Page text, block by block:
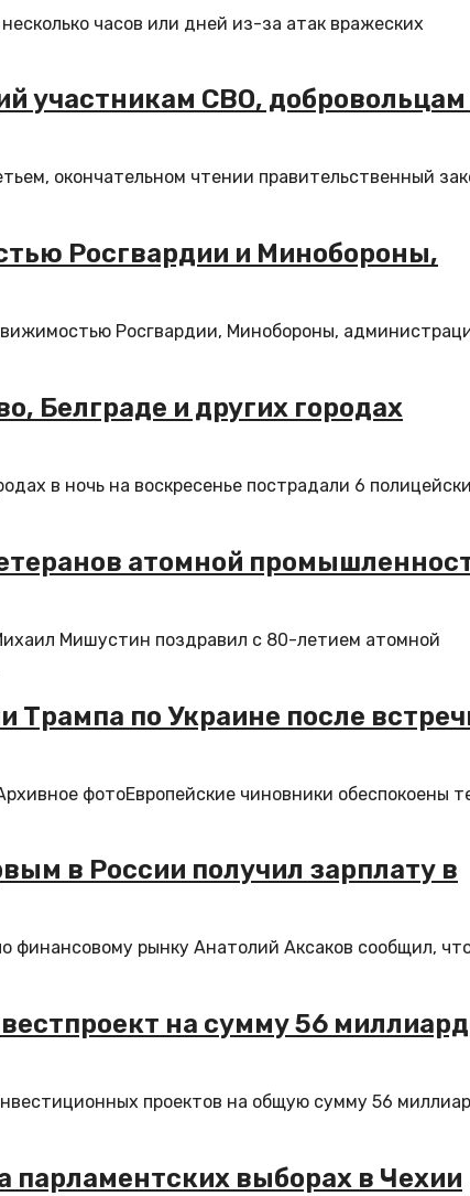
часов или дней из-за атак вражеских
участникам СВО, добровольцам
окончательном чтении правительственный
Росгвардии и Минобороны,
Росгвардии, Минобороны,
Белграде и других городах
в ночь на воскресенье пострадали 6
атомной
Мишустин поздравил с 80-летием атомной
Трампа по Украине после
фотоЕвропейские чиновники обеспокоены
в России получил зарплату в
финансовому рынку Анатолий Аксаков сообщил,
на сумму 56
проектов на общую сумму 56
парламентских выборах в Чехии